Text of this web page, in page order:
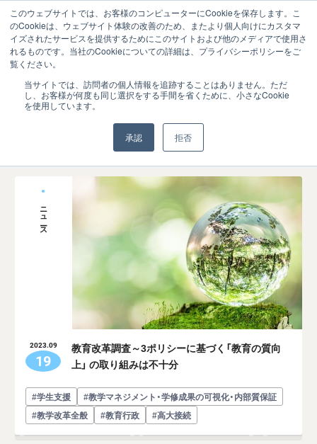
このウェブサイトでは、お客様のコンピューターにCookieを保存します。こ
のCookieは、ウェブサイト体験の改善のため、またより個人向けにカスタマ
イズされたサービスを提供するためにこのサイトおよび他のメディアで使用さ
れるものです。当社のCookieについての詳細は、プライバシーポリシーをご
覧ください。
当サイトでは、訪問者の個人情報を追跡することはありません。ただ
し、お客様が何度も同じ選択をする手間を省くために、小さなCookie
を使用しています。
承認 拒否
ニュース
ニュース
2023.09
19
教育改革調査～3ポリシーに基づく「教育の質向
上」 の取り組みは不十分
#学生支援
#教学マネジメント・学修成果の可視化・内部質保証
#教学改革全般
#教育行政 #高大接続